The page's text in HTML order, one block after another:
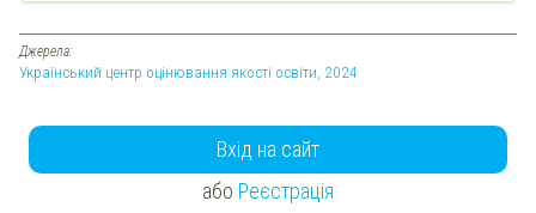
Джерела:
Український центр оцінювання якості освіти, 2024
Вхід на сайт
або Реєстрація